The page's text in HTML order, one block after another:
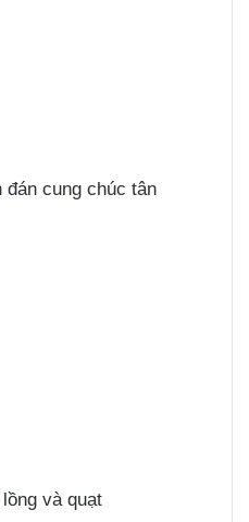
đán cung chúc tân
và quạt